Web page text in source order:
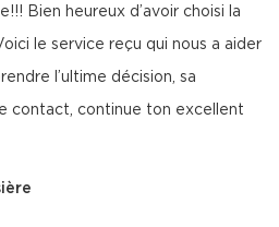
Bien heureux d’avoir choisi la
le service reçu qui nous a aider
l’ultime décision, sa
contact, continue ton excellent